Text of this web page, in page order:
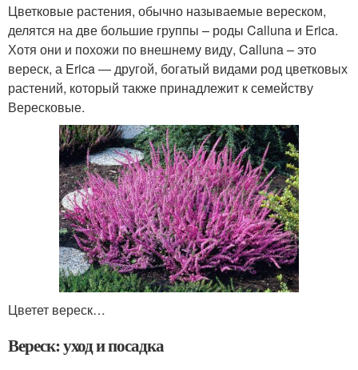
Цветковые растения, обычно называемые вереском,
делятся на две большие группы – роды Calluna и Erica.
Хотя они и похожи по внешнему виду, Calluna – это
вереск, а Erica — другой, богатый видами род цветковых
растений, который также принадлежит к семейству
Вересковые.
Цветет вереск…
Вереск: уход и посадка